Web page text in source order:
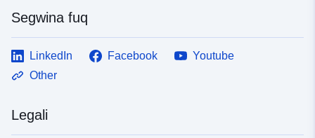
Segwina fuq
LinkedIn Facebook
Youtube
Other
Legali